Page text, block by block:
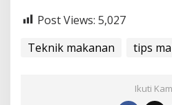
Post Views: 5,027
Teknik makanan
tips
Ikuti